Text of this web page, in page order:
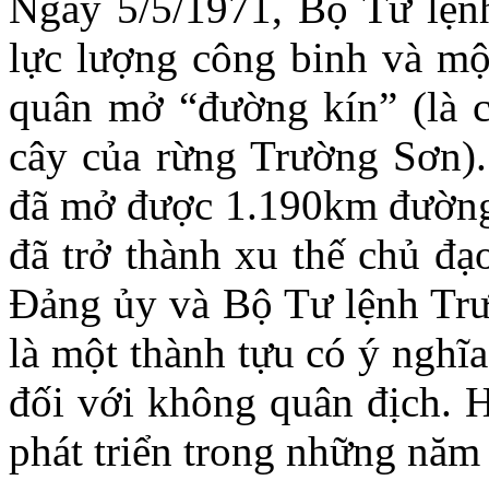
lực lượng công binh và
quân mở “đường kín” (là
cây của rừng Trường
đã mở được 1.190km
đã trở thành xu thế chủ
Đảng ủy và Bộ Tư lệnh
là một thành tựu có ý
đối với không quân địch.
phát triển trong những